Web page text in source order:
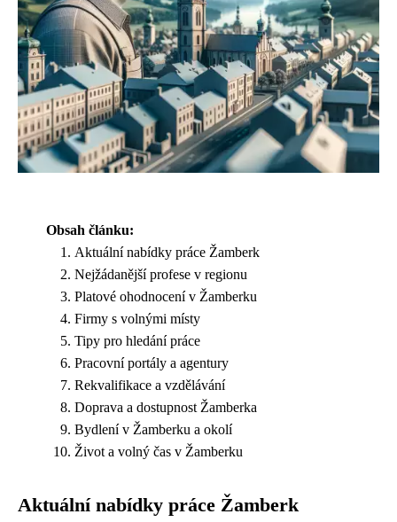
Obsah článku:
Aktuální nabídky práce Žamberk
Nejžádanější profese v regionu
Platové ohodnocení v Žamberku
Firmy s volnými místy
Tipy pro hledání práce
Pracovní portály a agentury
Rekvalifikace a vzdělávání
Doprava a dostupnost Žamberka
Bydlení v Žamberku a okolí
Život a volný čas v Žamberku
Aktuální nabídky práce Žamberk